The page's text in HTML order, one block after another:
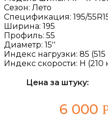
Сезон: Лето
Спецификация: 195/
Ширина: 195
Профиль: 55
Диаметр: 15''
Индекс нагрузки: 85 (515
Индекс скорости: H (210
Цена за штуку:
6 000